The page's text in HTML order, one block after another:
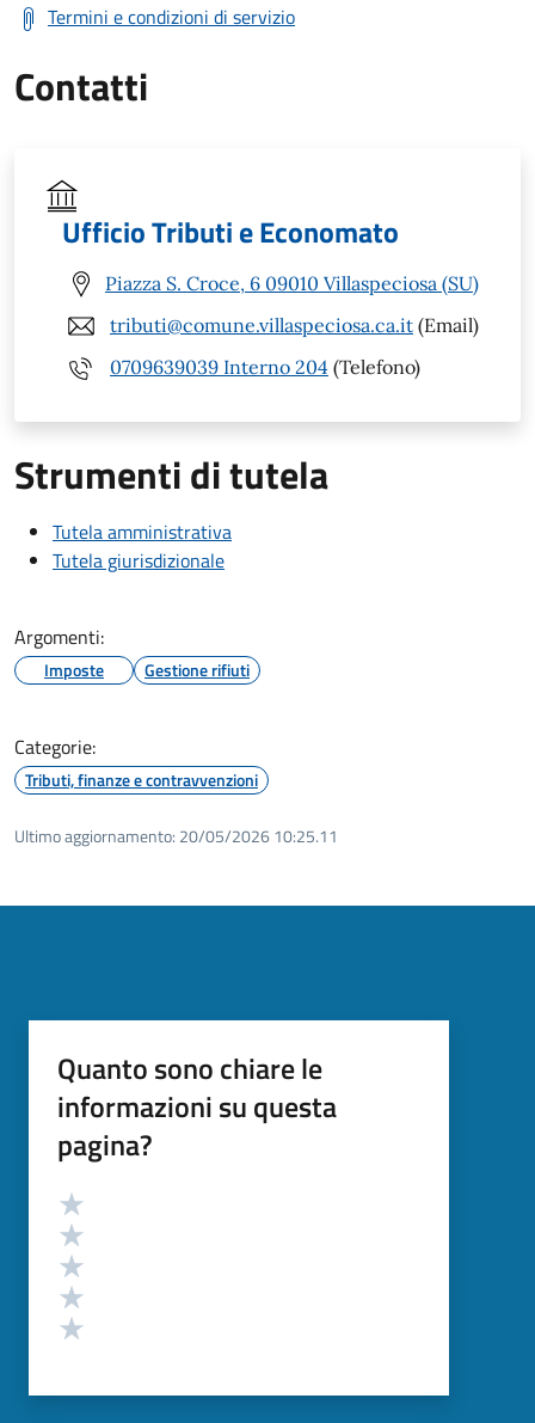
Termini e condizioni di servizio
Contatti
Ufficio Tributi e Economato
Piazza S. Croce, 6 09010 Villaspeciosa (SU)
tributi@comune.villaspeciosa.ca.it (Email)
0709639039 Interno 204 (Telefono)
Strumenti di tutela
Tutela amministrativa
Tutela giurisdizionale
Argomenti:
Imposte Gestione rifiuti
Categorie:
Tributi, finanze e contravvenzioni
Ultimo aggiornamento: 20/05/2026 10:25.11
Quanto sono chiare le
informazioni su questa
pagina?
Valutazione